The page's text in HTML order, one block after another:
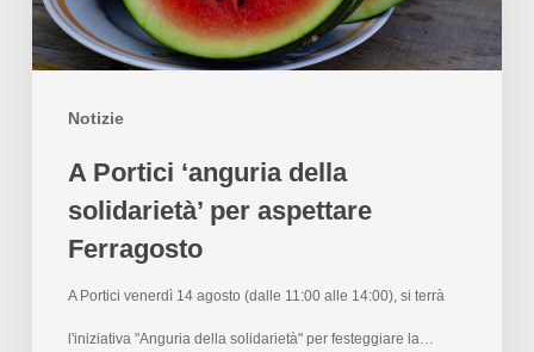
Notizie
A Portici ‘anguria della
solidarietà’ per aspettare
Ferragosto
A Portici venerdì 14 agosto (dalle 11:00 alle 14:00), si terrà
l'iniziativa "Anguria della solidarietà" per festeggiare la…